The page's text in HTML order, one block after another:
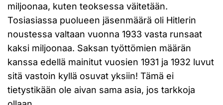
miljoonaa, kuten teoksessa väitetään.
Tosiasiassa puolueen jäsenmäärä oli Hitlerin
noustessa valtaan vuonna 1933 vasta runsaat
kaksi miljoonaa. Saksan työttömien määrän
kanssa edellä mainitut vuosien 1931 ja 1932 luvut
sitä vastoin kyllä osuvat yksiin! Tämä ei
tietystikään ole aivan sama asia, jos tarkkoja